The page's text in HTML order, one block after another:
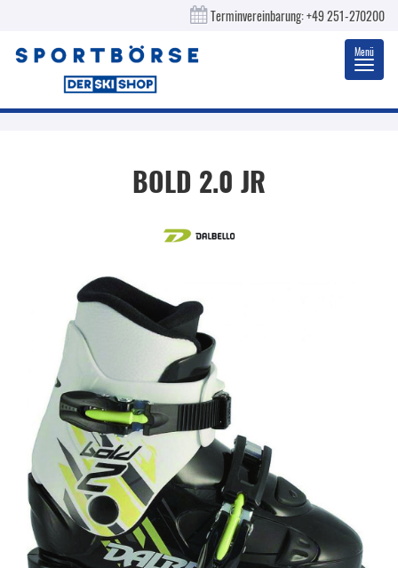
Terminvereinbarung:+49 251-270200
Menü
BOLD 2.0 JR